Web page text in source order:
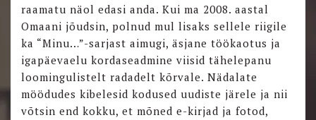
raamatu näol edasi anda. Kui ma 2008. aastal
Omaani jõudsin, polnud mul lisaks sellele riigile
ka “Minu…”-sarjast aimugi, äsjane töökaotus ja
igapäevaelu kordaseadmine viisid tähelepanu
loomingulistelt radadelt kõrvale. Nädalate
möödudes kibelesid kodused uudiste järele ja nii
võtsin end kokku, et mõned e-kirjad ja fotod,